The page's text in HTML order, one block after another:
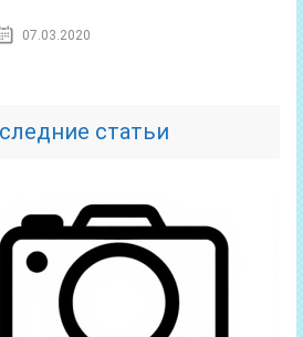
07.03.2020
статьи